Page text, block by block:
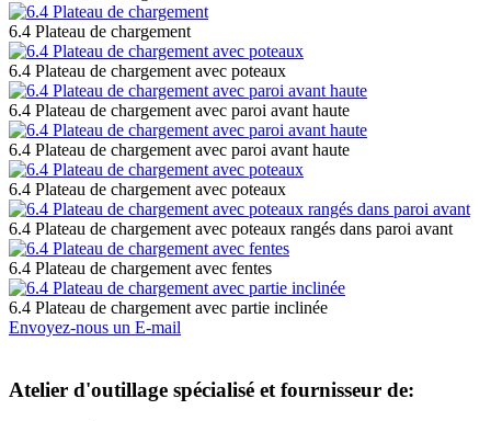
6.4 Plateau de chargement
6.4 Plateau de chargement avec poteaux
6.4 Plateau de chargement avec paroi avant haute
6.4 Plateau de chargement avec paroi avant haute
6.4 Plateau de chargement avec poteaux
6.4 Plateau de chargement avec poteaux rangés dans paroi avant
6.4 Plateau de chargement avec fentes
6.4 Plateau de chargement avec partie inclinée
Envoyez-nous un E-mail
Atelier d'outillage spécialisé et fournisseur de: